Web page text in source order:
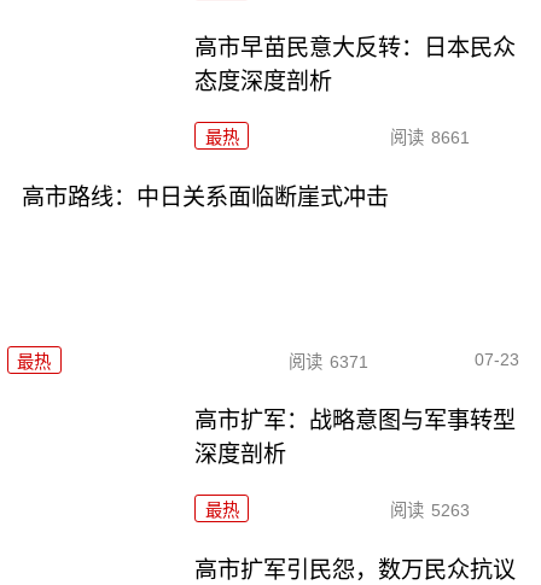
高市早苗民意大反转：日本民众
态度深度剖析
最热 阅读 8661
高市路线：中日关系面临断崖式冲击
最热 阅读 6371 07-23
高市扩军：战略意图与军事转型
深度剖析
最热 阅读 5263
高市扩军引民怨，数万民众抗议